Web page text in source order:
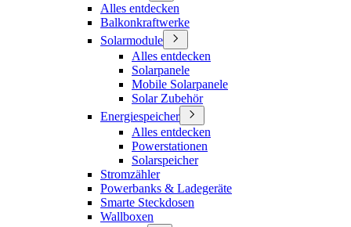
Alles entdecken
Balkonkraftwerke
Solarmodule
Alles entdecken
Solarpanele
Mobile Solarpanele
Solar Zubehör
Energiespeicher
Alles entdecken
Powerstationen
Solarspeicher
Stromzähler
Powerbanks & Ladegeräte
Smarte Steckdosen
Wallboxen